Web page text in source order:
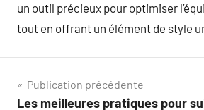
un outil précieux pour optimiser
tout en offrant un élément de style
Navigation
Publication précédente
Les meilleures pratiques pour